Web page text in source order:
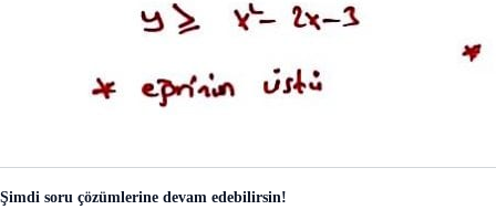
Şimdi soru çözümlerine devam edebilirsin!